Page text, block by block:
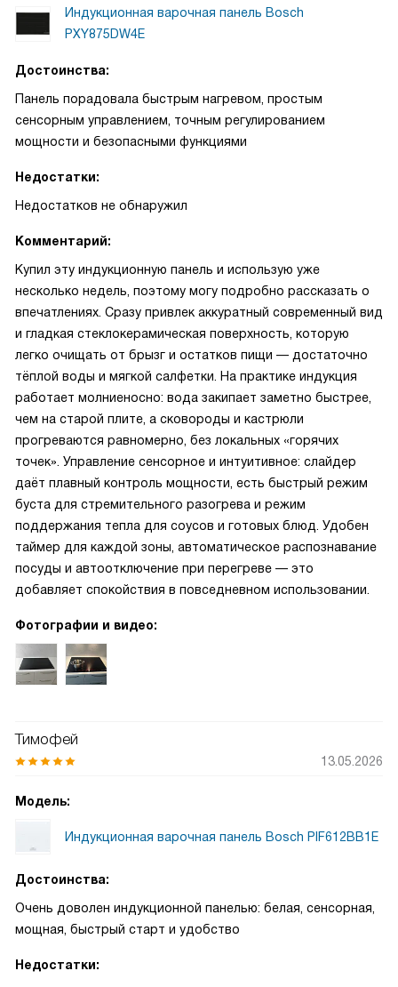
Индукционная варочная панель Bosch
PXY875DW4E
Достоинства:
Панель порадовала быстрым нагревом, простым
сенсорным управлением, точным регулированием
мощности и безопасными функциями
Недостатки:
Недостатков не обнаружил
Комментарий:
Купил эту индукционную панель и использую уже
несколько недель, поэтому могу подробно рассказать о
впечатлениях. Сразу привлек аккуратный современный вид
и гладкая стеклокерамическая поверхность, которую
легко очищать от брызг и остатков пищи — достаточно
тёплой воды и мягкой салфетки. На практике индукция
работает молниеносно: вода закипает заметно быстрее,
чем на старой плите, а сковороды и кастрюли
прогреваются равномерно, без локальных «горячих
точек». Управление сенсорное и интуитивное: слайдер
даёт плавный контроль мощности, есть быстрый режим
буста для стремительного разогрева и режим
поддержания тепла для соусов и готовых блюд. Удобен
таймер для каждой зоны, автоматическое распознавание
посуды и автоотключение при перегреве — это
добавляет спокойствия в повседневном использовании.
Фотографии и видео:
Тимофей
13.05.2026
Модель:
Индукционная варочная панель Bosch PIF612BB1E
Достоинства:
Очень доволен индукционной панелью: белая, сенсорная,
мощная, быстрый старт и удобство
Недостатки: